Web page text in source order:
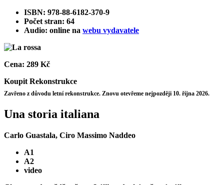
ISBN: 978-88-6182-370-9
Počet stran: 64
Audio: online na webu vydavatele
Cena: 289 Kč
Koupit Rekonstrukce
Zavřeno z důvodu letní rekonstrukce. Znovu otevřeme nejpozději 10. října 2026.
Una storia italiana
Carlo Guastala, Ciro Massimo Naddeo
A1
A2
video